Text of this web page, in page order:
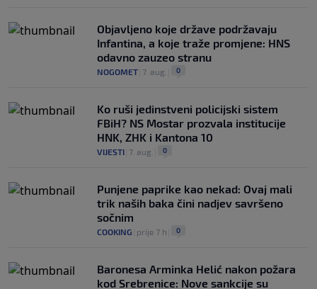
Objavljeno koje države podržavaju
Infantina, a koje traže promjene: HNS
odavno zauzeo stranu
NOGOMET 7. aug. 0
Ko ruši jedinstveni policijski sistem
FBiH? NS Mostar prozvala institucije
HNK, ZHK i Kantona 10
VIJESTI 7. aug. 0
Punjene paprike kao nekad: Ovaj mali
trik naših baka čini nadjev savršeno
sočnim
COOKING prije 7 h 0
Baronesa Arminka Helić nakon požara
kod Srebrenice: Nove sankcije su